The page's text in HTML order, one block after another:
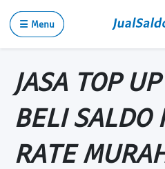
☰ Menu
JASA TOP
BELI SALDO
RATE